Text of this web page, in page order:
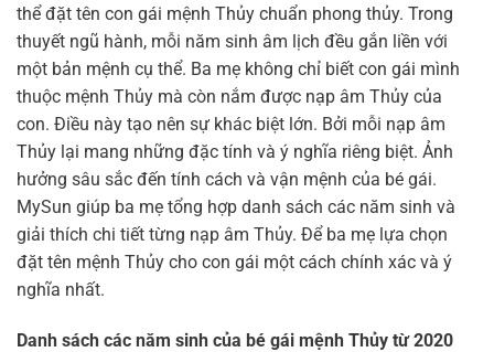
thể đặt tên con gái mệnh Thủy chuẩn phong thủy. Trong
thuyết ngũ hành, mỗi năm sinh âm lịch đều gắn liền với
một bản mệnh cụ thể. Ba mẹ không chỉ biết con gái mình
thuộc mệnh Thủy mà còn nắm được nạp âm Thủy của
con. Điều này tạo nên sự khác biệt lớn. Bởi mỗi nạp âm
Thủy lại mang những đặc tính và ý nghĩa riêng biệt. Ảnh
hưởng sâu sắc đến tính cách và vận mệnh của bé gái.
MySun giúp ba mẹ tổng hợp danh sách các năm sinh và
giải thích chi tiết từng nạp âm Thủy. Để ba mẹ lựa chọn
đặt tên mệnh Thủy cho con gái một cách chính xác và ý
nghĩa nhất.
Danh sách các năm sinh của bé gái mệnh Thủy từ 2020